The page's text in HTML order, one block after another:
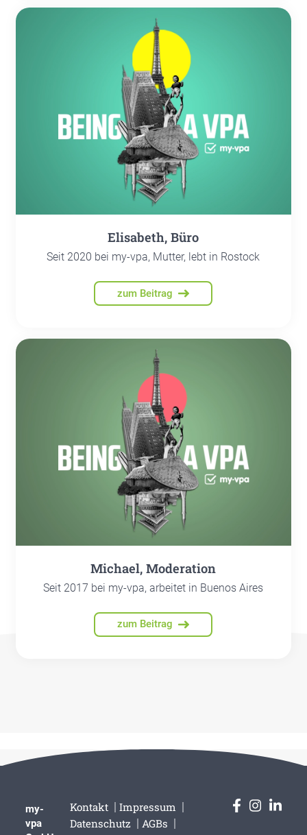
Eli­sa­beth, Büro
Seit 2020 bei my-vpa, Mutter, lebt in Rostock
zum Beitrag
Micha­el, Mode­ra­ti­on
Seit 2017 bei my-vpa, arbeitet in Buenos Aires
zum Beitrag
my-
vpa
Kon­takt
Impres­sum
Daten­schutz
AGBs